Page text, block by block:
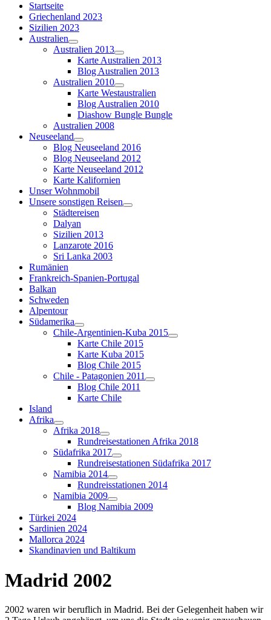
Startseite
Griechenland 2023
Sizilien 2023
Australien
Australien 2013
Karte Australien 2013
Blog Australien 2013
Australien 2010
Karte Westaustralien
Blog Australien 2010
Diashow Bungle Bungle
Australien 2008
Neuseeland
Blog Neuseeland 2016
Blog Neuseeland 2012
Karte Neuseeland 2012
Karte Kalifornien
Unser Wohnmobil
Unsere sonstigen Reisen
Städtereisen
Dalyan
Sizilien 2013
Lanzarote 2016
Sri Lanka 2003
Rumänien
Frankreich-Spanien-Portugal
Balkan
Schweden
Alpentour
Südamerika
Chile-Argentinien-Kuba 2015
Karte Chile 2015
Karte Kuba 2015
Blog Chile 2015
Chile - Patagonien 2011
Blog Chile 2011
Karte Chile
Island
Afrika
Afrika 2018
Rundreisestationen Afrika 2018
Südafrika 2017
Rundreisestationen Südafrika 2017
Namibia 2014
Rundreisstationen 2014
Namibia 2009
Blog Namibia 2009
Türkei 2024
Sardinien 2024
Mallorca 2024
Skandinavien und Baltikum
Madrid 2002
2002 waren wir beruflich in Madrid. Bei der Gelegenheit haben wir